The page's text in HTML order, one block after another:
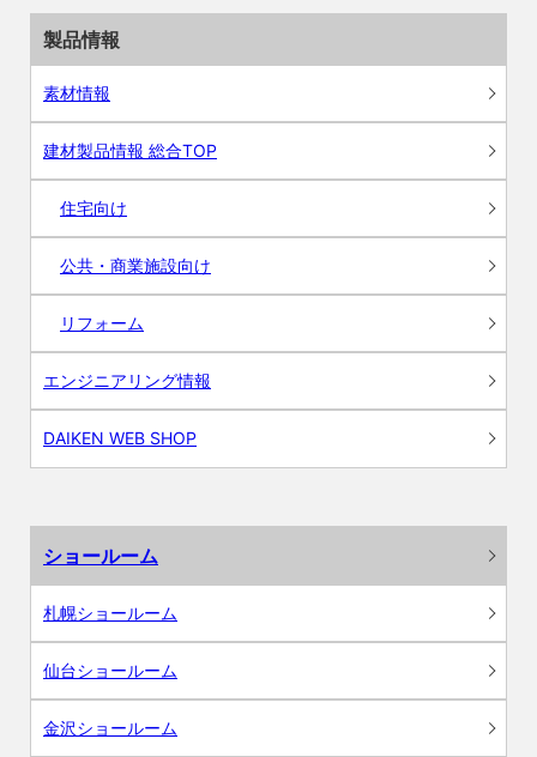
製品情報
素材情報
建材製品情報 総合TOP
住宅向け
公共・商業施設向け
リフォーム
エンジニアリング情報
DAIKEN WEB SHOP
ショールーム
札幌ショールーム
仙台ショールーム
金沢ショールーム